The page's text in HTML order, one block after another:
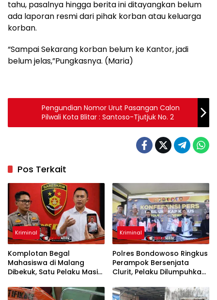
tahu, pasalnya hingga berita ini ditayangkan belum
ada laporan resmi dari pihak korban atau keluarga
korban.
“Sampai Sekarang korban belum ke Kantor, jadi
belum jelas,”Pungkasnya. (Maria)
Pengundian Nomor Urut Pasangan Calon
Pilwali Kota Blitar : Santoso-Tjutjuk No. 2
Pos Terkait
Kriminal
Komplotan Begal
Mahasiswa di Malang
Dibekuk, Satu Pelaku Masih
Kriminal
Polres Bondowoso Ringkus
Perampok Bersenjata
Clurit, Pelaku Dilumpuhkan